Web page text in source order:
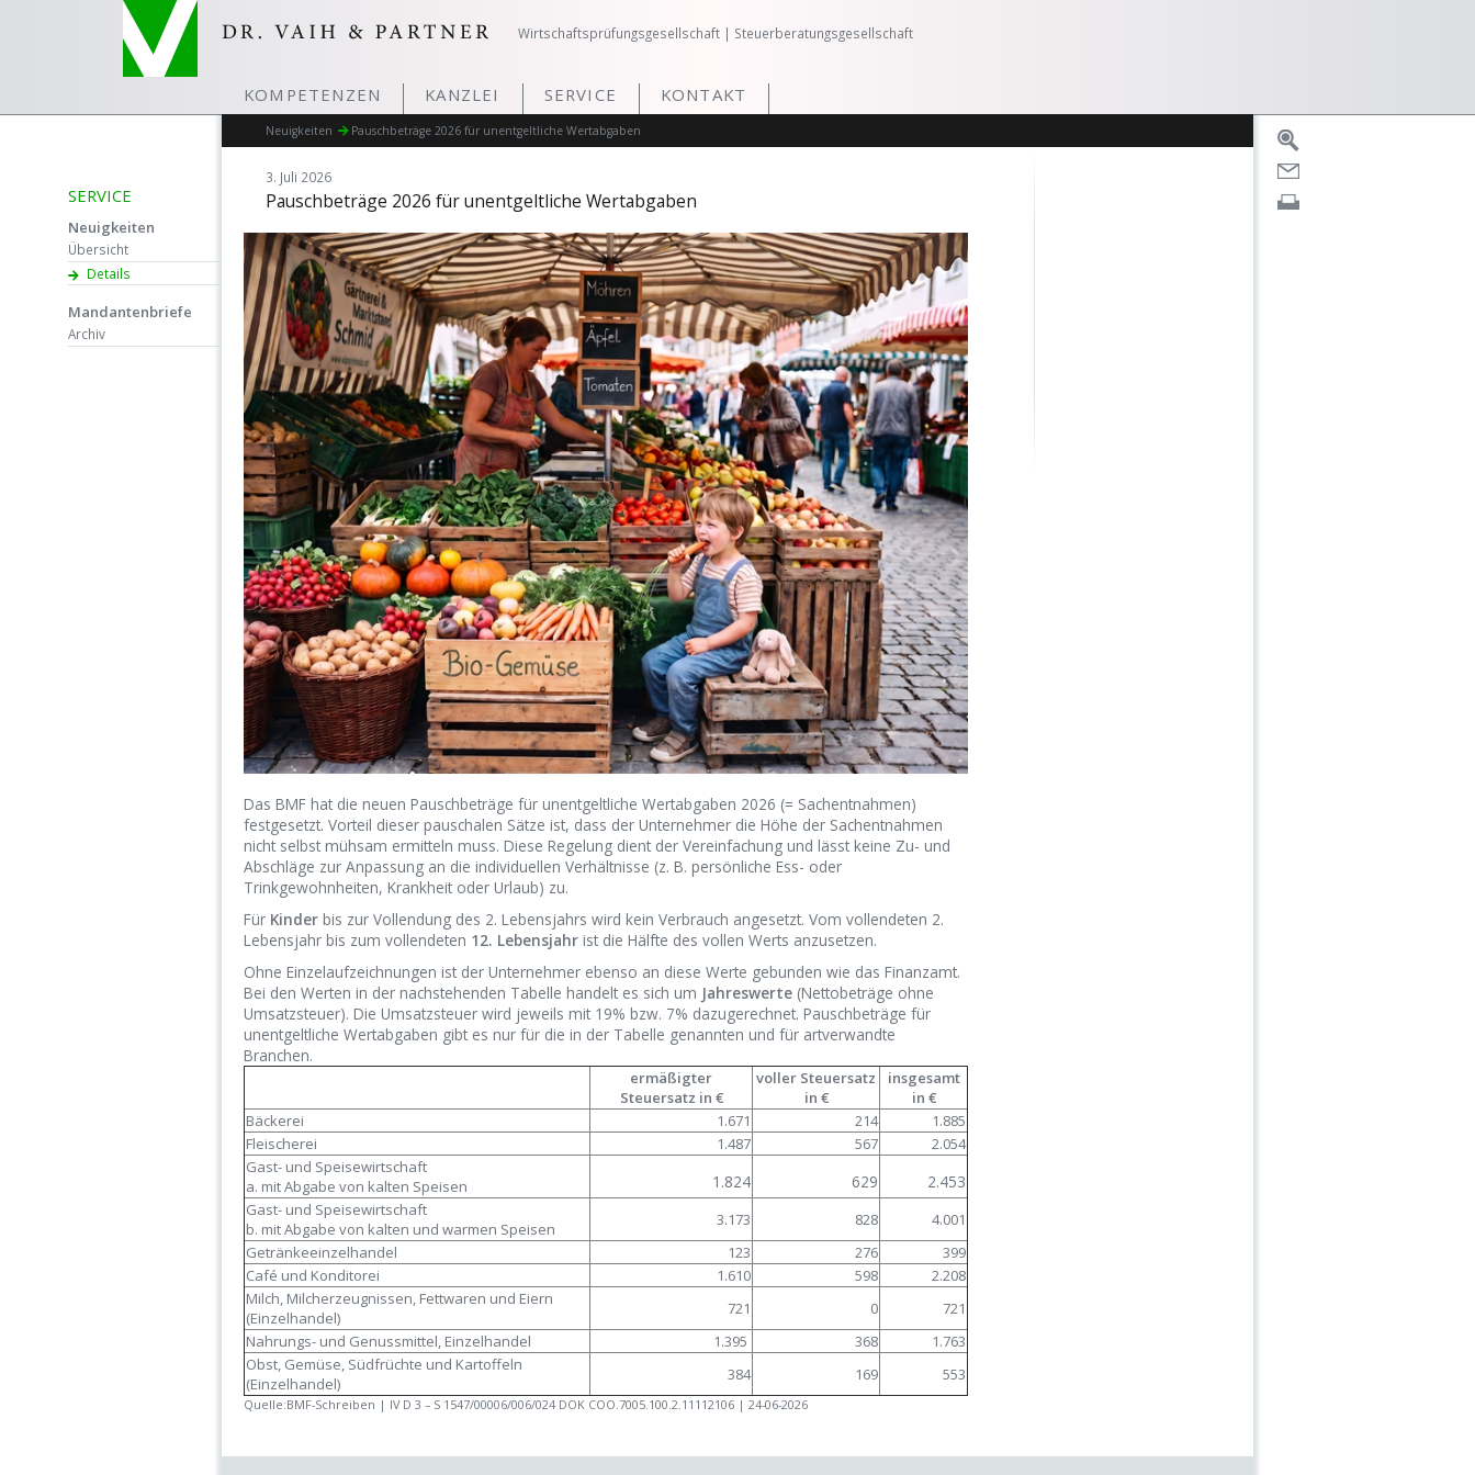
Wirtschaftsprüfungsgesellschaft | Steuerberatungsgesellschaft
KOMPETENZEN KANZLEI SERVICE KONTAKT
Neuigkeiten Pauschbeträge 2026 für unentgeltliche Wertabgaben
SERVICE
Neuigkeiten
Übersicht
Details
Mandantenbriefe
Archiv
3. Juli 2026
Pauschbeträge 2026 für unentgeltliche Wertabgaben
Das BMF hat die neuen Pauschbeträge für unentgeltliche Wertabgaben 2026 (= Sachentnahmen)
festgesetzt. Vorteil dieser pauschalen Sätze ist, dass der Unternehmer die Höhe der Sachentnahmen
nicht selbst mühsam ermitteln muss. Diese Regelung dient der Vereinfachung und lässt keine Zu- und
Abschläge zur Anpassung an die individuellen Verhältnisse (z. B. persönliche Ess- oder
Trinkgewohnheiten, Krankheit oder Urlaub) zu.
Für Kinder bis zur Vollendung des 2. Lebensjahrs wird kein Verbrauch angesetzt. Vom vollendeten 2.
Lebensjahr bis zum vollendeten 12. Lebensjahr ist die Hälfte des vollen Werts anzusetzen.
Ohne Einzelaufzeichnungen ist der Unternehmer ebenso an diese Werte gebunden wie das Finanzamt.
Bei den Werten in der nachstehenden Tabelle handelt es sich um Jahreswerte (Nettobeträge ohne
Umsatzsteuer). Die Umsatzsteuer wird jeweils mit 19% bzw. 7% dazugerechnet. Pauschbeträge für
unentgeltliche Wertabgaben gibt es nur für die in der Tabelle genannten und für artverwandte
Branchen.
ermäßigter
Steuersatz in €
voller Steuersatz
in €
insgesamt
in €
Bäckerei
1.671 214
1.885
Fleischerei
1.487 567
2.054
Gast- und Speisewirtschaft
a. mit Abgabe von kalten Speisen
1.824 629 2.453
Gast- und Speisewirtschaft
b. mit Abgabe von kalten und warmen Speisen
3.173 828
4.001
Getränkeeinzelhandel
123 276
399
Café und Konditorei
1.610 598
2.208
Milch, Milcherzeugnissen, Fettwaren und Eiern
(Einzelhandel)
721 0
721
Nahrungs- und Genussmittel, Einzelhandel
1.395 368
1.763
Obst, Gemüse, Südfrüchte und Kartoffeln
(Einzelhandel)
384 169 553
Quelle:BMF-Schreiben | IV D 3 – S 1547/00006/006/024 DOK COO.7005.100.2.11112106 | 24-06-2026